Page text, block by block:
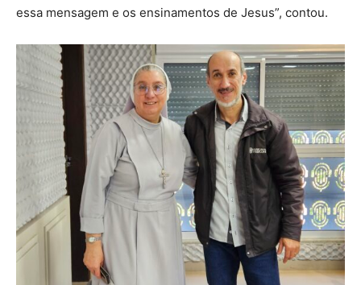
essa mensagem e os ensinamentos de Jesus”, contou.